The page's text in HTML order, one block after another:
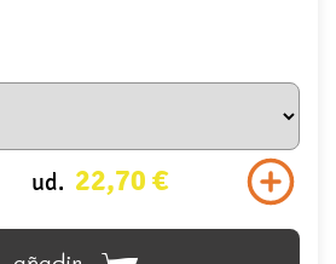
ud. 22,70 €